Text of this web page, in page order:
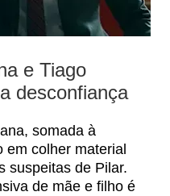
e Tiago
desconfiança
somada à
em colher material
suspeitas de Pilar.
de mãe e filho é